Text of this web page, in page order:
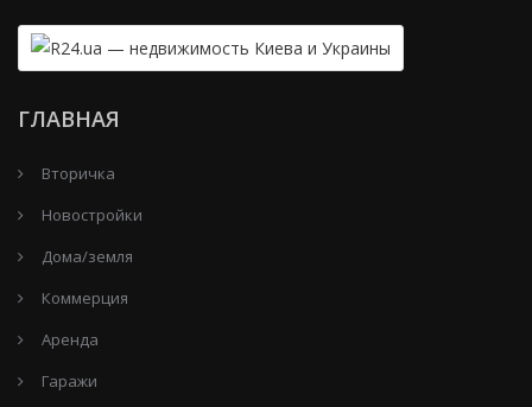
ГЛАВНАЯ
Вторичка
Новостройки
Дома/земля
Коммерция
Аренда
Гаражи